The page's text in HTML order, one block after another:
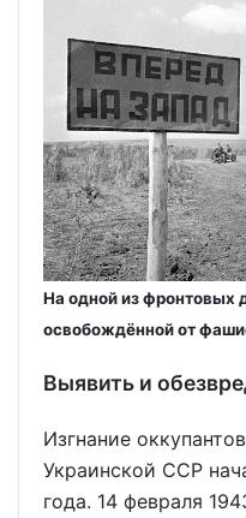
На одной из фронтовых
освобождённой от
Выявить и
Изгнание
Украинской ССР
года. 14 февраля